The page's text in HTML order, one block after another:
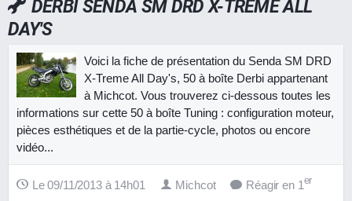
DERBI SENDA SM DRD X-TREME ALL
DAY'S
Voici la fiche de présentation du Senda SM DRD
X-Treme All Day's, 50 à boîte Derbi appartenant
à Michcot. Vous trouverez ci-dessous toutes les
informations sur cette 50 à boîte Tuning : configuration moteur,
pièces esthétiques et de la partie-cycle, photos ou encore
vidéo...
Le 09/11/2013 à 14h01 Michcot Réagir en 1 er